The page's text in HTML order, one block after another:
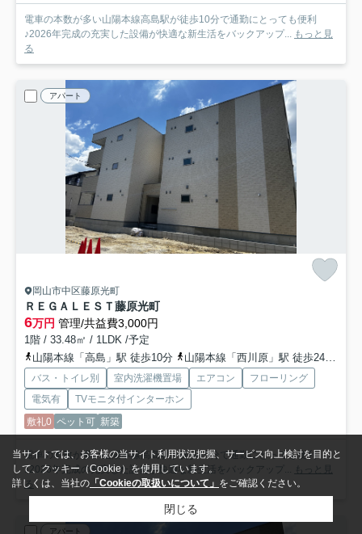
電車の本数が多い山陽本線高島駅が徒歩10分で通勤にとっても便利
♪2026年完成の充実した設備が快適な新生活をバックアップ...
もっと見
る
アパート
岡山市中区藤原光町
ＲＥＧＡＬＥＳＴ藤原光町
6万円 管理/共益費3,000円
1階 / 33.48㎡ / 1LDK /予定
山陽本線「高島」駅 徒歩10分
山陽本線「西川原」駅 徒歩24分
バス・トイレ別 室内洗濯機置場 エアコン
フローリング
電気有
TVモニタ付インターホン
敷礼0 ペット可 新築
電車の本数が多い山陽本線高島駅が徒歩10分で通勤にとっても便利
♪2026年完成の充実した設備が快適な新生活をバックアップ... もっと見
る
アパート
当サイトでは、お客様の当サイト利用状況把握、サービス向上検討を目的と
して、クッキー（Cookie）を使用しています。
詳しくは、当社の 「Cookieの取扱いについて」 をご確認ください。
閉じる